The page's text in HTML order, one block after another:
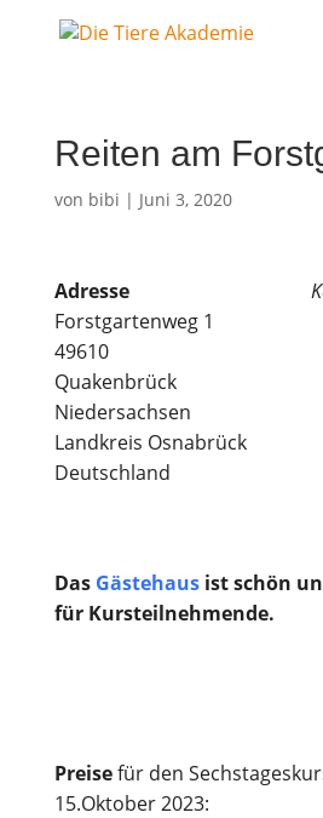
Rei­ten am
von bibi | Juni 3, 2020
Adres­se
Forst­gar­ten­weg 1
49610
Quakenbrück
Niedersachsen
Land­kreis Osnabrück
Deutschland
Das Gäs­te­hausist schön
für Kursteilnehmende.
Prei­sefür den
15.Oktober 2023: